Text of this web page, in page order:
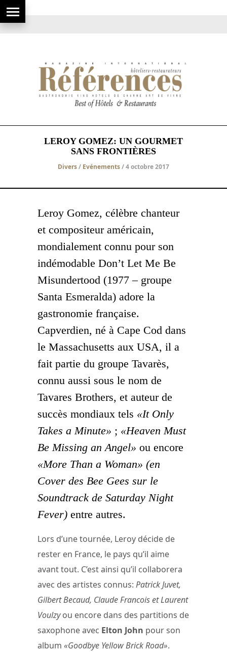
LEROY GOMEZ: UN GOURMET
SANS FRONTIÈRES
Divers/ Evénements/ 4 octobre 2017
Leroy Gomez, célèbre chanteur
et compositeur américain,
mondialement connu pour son
indémodable Don’t Let Me Be
Misundertood (1977 – groupe
Santa Esmeralda) adore la
gastronomie française.
Capverdien, né à Cape Cod dans
le Massachusetts aux USA, il a
fait partie du groupe Tavarès,
connu aussi sous le nom de
Tavares Brothers, et auteur de
succès mondiaux tels «It Only
Takes a Minute» ; «Heaven Must
Be Missing an Angel» ou encore
«More Than a Woman» (en
Cover des Bee Gees sur le
Soundtrack de Saturday Night
Fever) entre autres.
Lors d’une tournée, Leroy décide de
rester en France, le pays qu’il aime
avant tout. C’est ainsi qu’il collaborera
avec des artistes connus: Patrick Juvet,
Gilbert Becaud, Claude Francois et Laurent
Voulzyou encore dans des partitions de
saxophone avec Elton John pour son
album «Goodbye Yellow Brick Road».